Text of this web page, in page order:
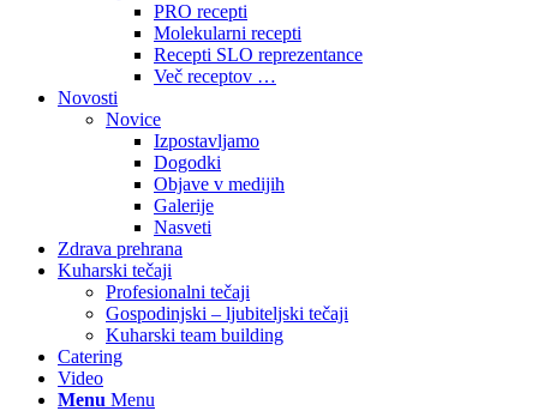
PRO recepti
Molekularni recepti
Recepti SLO reprezentance
Več receptov …
Novosti
Novice
Izpostavljamo
Dogodki
Objave v medijih
Galerije
Nasveti
Zdrava prehrana
Kuharski tečaji
Profesionalni tečaji
Gospodinjski – ljubiteljski tečaji
Kuharski team building
Catering
Video
Menu Menu